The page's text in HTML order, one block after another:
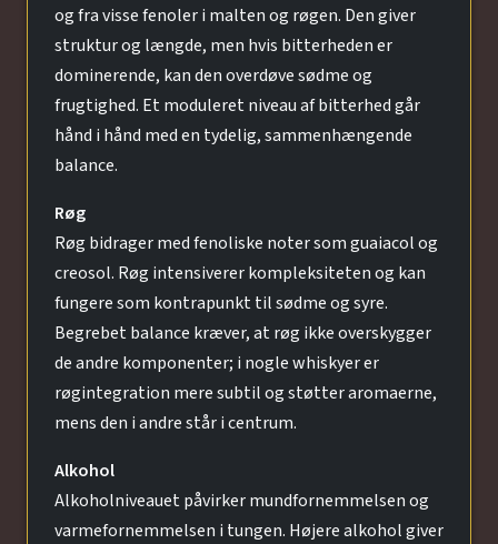
og fra visse fenoler i malten og røgen. Den giver
struktur og længde, men hvis bitterheden er
dominerende, kan den overdøve sødme og
frugtighed. Et moduleret niveau af bitterhed går
hånd i hånd med en tydelig, sammenhængende
balance.
Røg
Røg bidrager med fenoliske noter som guaiacol og
creosol. Røg intensiverer kompleksiteten og kan
fungere som kontrapunkt til sødme og syre.
Begrebet balance kræver, at røg ikke overskygger
de andre komponenter; i nogle whiskyer er
røgintegration mere subtil og støtter aromaerne,
mens den i andre står i centrum.
Alkohol
Alkoholniveauet påvirker mundfornemmelsen og
varmefornemmelsen i tungen. Højere alkohol giver